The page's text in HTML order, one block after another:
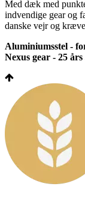
Med dæk med
indvendige gear og
danske vejr og
Aluminiumsstel -
Nexus gear - 25